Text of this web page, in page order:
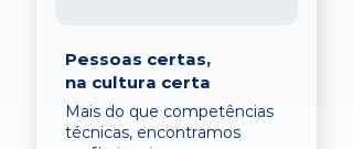
Pessoas certas,
na cultura certa
Mais do que competências
técnicas, encontramos